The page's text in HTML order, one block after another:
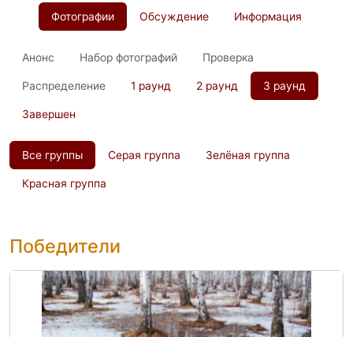
Фотографии Обсуждение Информация
Анонс Набор фотографий Проверка
Распределение 1 раунд 2 раунд 3 раунд
Завершен
Все группы Серая группа Зелёная группа
Красная группа
Победители